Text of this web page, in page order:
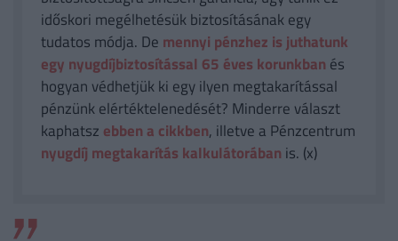
időskori megélhetésük biztosításának egy
tudatos módja. De mennyi pénzhez is juthatunk
egy nyugdíjbiztosítással 65 éves korunkban és
hogyan védhetjük ki egy ilyen megtakarítással
pénzünk elértéktelenedését? Minderre választ
kaphatsz ebben a cikkben, illetve a Pénzcentrum
nyugdíj megtakarítás kalkulátorában is. (x)